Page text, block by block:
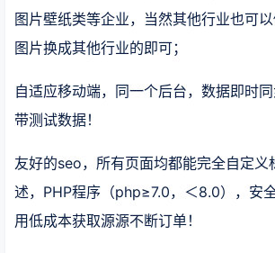
图片壁纸类等企业，当然其他行业也可
图片换成其他行业的即可；
自适应移动端，同一个后台，数据即时
带测试数据！
友好的seo，所有页面均都能完全自定
述，PHP程序（php≥7.0，＜8.0），安
用低成本获取源源不断订单！